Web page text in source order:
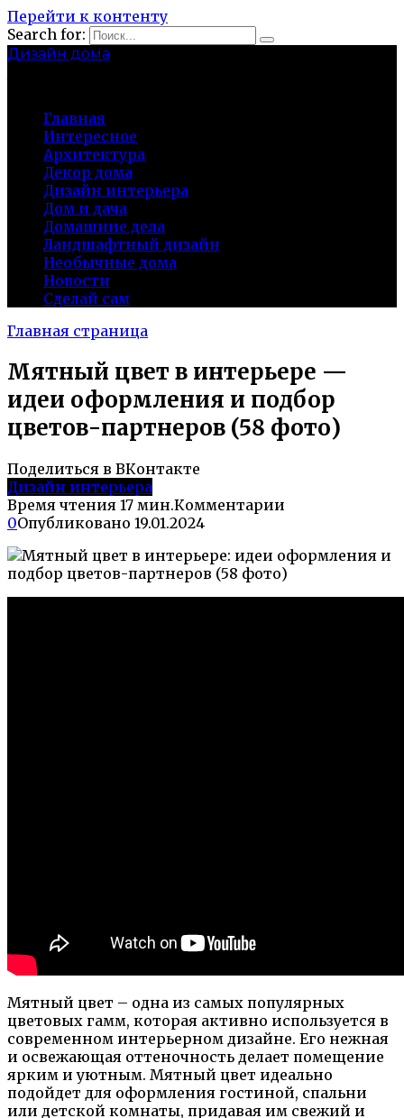
Перейти к контенту
Search for:
Дизайн дома
Главная
Интересное
Архитектура
Декор дома
Дизайн интерьера
Дом и дача
Домашние дела
Ландшафтный дизайн
Необычные дома
Новости
Сделай сам
Главная страница
Мятный цвет в интерьере —
идеи оформления и подбор
цветов-партнеров (58 фото)
Поделиться в ВКонтакте
Дизайн интерьера
Время чтения 17 мин.Комментарии
0Опубликовано 19.01.2024
Мятный цвет – одна из самых популярных
цветовых гамм, которая активно используется в
современном интерьерном дизайне. Его нежная
и освежающая оттеночность делает помещение
ярким и уютным. Мятный цвет идеально
подойдет для оформления гостиной, спальни
или детской комнаты, придавая им свежий и